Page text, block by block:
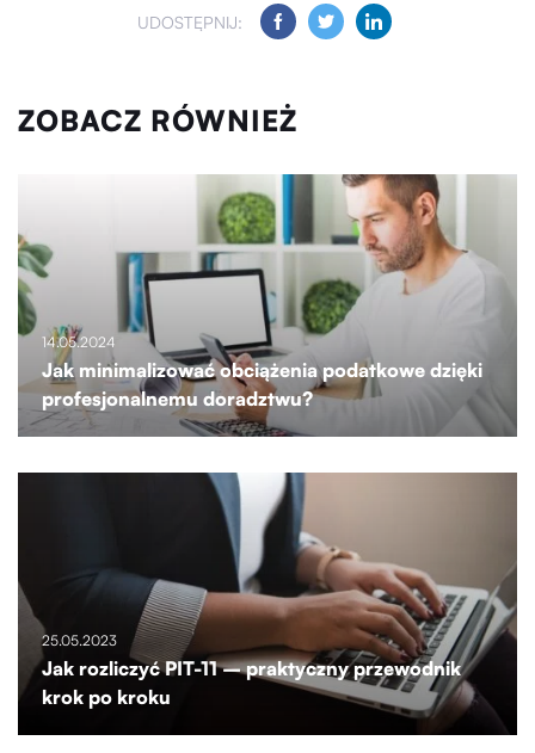
UDOSTĘPNIJ:
ZOBACZ RÓWNIEŻ
14.05.2024
Jak minimalizować obciążenia podatkowe dzięki
profesjonalnemu doradztwu?
25.05.2023
Jak rozliczyć PIT-11 – praktyczny przewodnik
krok po kroku